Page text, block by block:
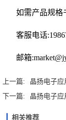
如需产品规格
客服电话
邮箱
上一篇:
晶扬电子
下一篇:
晶扬电子
相关推荐